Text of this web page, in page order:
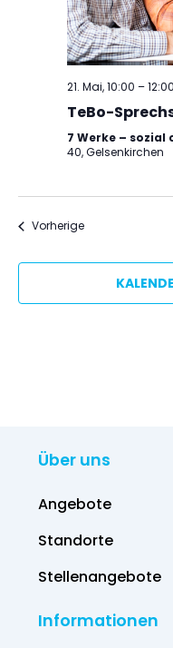
21. Mai, 10:00 –12:00
TeBo-
7 Werke –
40, Gelsenkirchen
VorherigeVeranstaltungen
Über uns
Angebote
Standorte
Stellenangebote
Informationen